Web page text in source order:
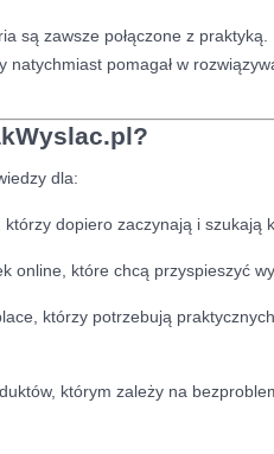
są zawsze połączone z
natychmiast pomagał w
dla:
którzy dopiero zaczynają i szukają
online, które chcą przyspieszyć
którzy potrzebują
którym zależy na